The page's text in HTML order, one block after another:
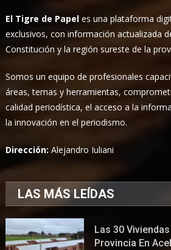
El Tigre de Papel es una plataforma
exclusivos, con información actualizada
Constitución y la región sureste de la
Somos un equipo de profesionales
áreas, temas y herramientas,
calidad periodística, el acceso a la
la innovación en el periodismo.
Dirección:Alejandro Iuliani
LAS MÁS LEÍDAS
Las 30
Provincia En